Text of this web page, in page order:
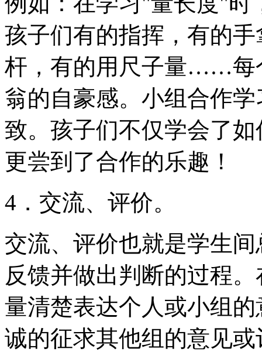
孩子们有的指挥，有的
杆，有的用尺子量……每
翁的自豪感。小组合作
致。孩子们不仅学会了
更尝到了合作的乐趣！
4．交流、评价。
交流、评价也就是学生
反馈并做出判断的过程
量清楚表达个人或小组
诚的征求其他组的意见